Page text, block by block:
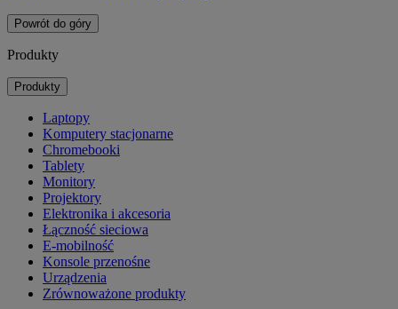
Powrót do góry
Produkty
Produkty
Laptopy
Komputery stacjonarne
Chromebooki
Tablety
Monitory
Projektory
Elektronika i akcesoria
Łączność sieciowa
E-mobilność
Konsole przenośne
Urządzenia
Zrównoważone produkty